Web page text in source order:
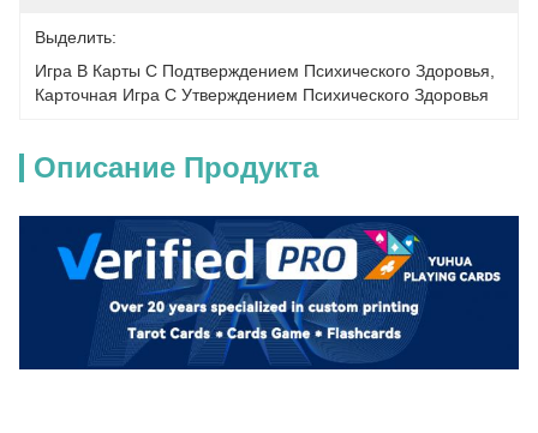
Выделить:
Игра В Карты С Подтверждением Психического Здоровья
Карточная Игра С Утверждением Психического Здоровья
Описание Продукта